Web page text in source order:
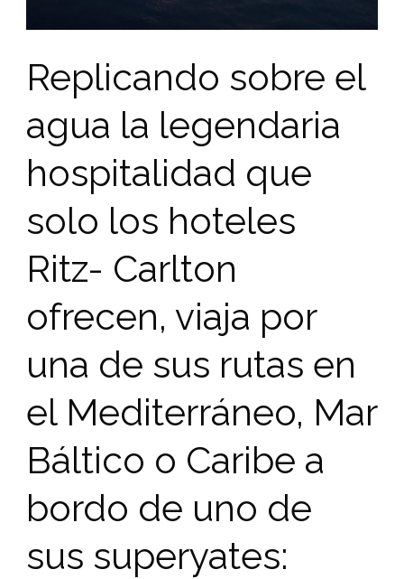
Replicando sobre el
agua la legendaria
hospitalidad que
solo los hoteles
Ritz- Carlton
ofrecen, viaja por
una de sus rutas en
el Mediterráneo, Mar
Báltico o Caribe a
bordo de uno de
sus superyates: